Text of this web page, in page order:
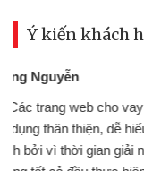
Ý kiến khách